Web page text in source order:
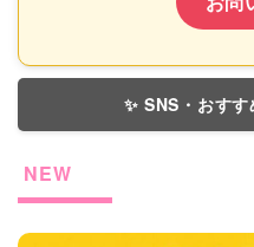
✨ SNS・おす
NEW